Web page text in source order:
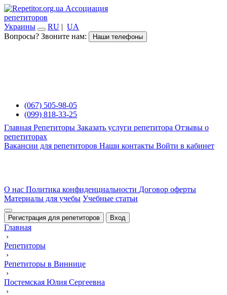
Ассоциация
репетиторов
Украины
RU | UA
Вопросы? Звоните нам:
Наши телефоны
(067) 505-98-05
(099) 818-33-25
Главная Репетиторы Заказать услуги репетитора Отзывы о
репетиторах
Вакансии для репетиторов Наши контакты Войти в кабинет
О нас Политика конфиденциальности Договор оферты
Материалы для учебы Учебные статьи
Регистрация для репетиторов Вход
Главная
›
Репетиторы
›
Репетиторы в Виннице
›
Постемская Юлия Сергеевна
›